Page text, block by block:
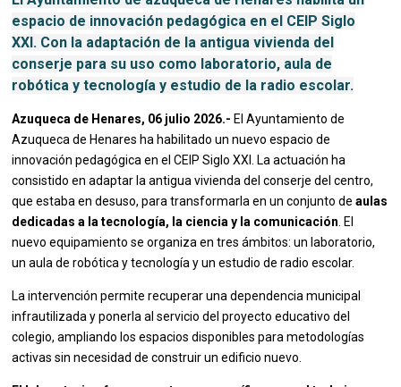
espacio de innovación pedagógica en el CEIP Siglo
XXI. Con la adaptación de la antigua vivienda del
conserje para su uso como laboratorio, aula de
robótica y tecnología y estudio de la radio escolar.
Azuqueca de Henares, 06 julio 2026.- El Ayuntamiento de
Azuqueca de Henares ha habilitado un nuevo espacio de
innovación pedagógica en el CEIP Siglo XXI. La actuación ha
consistido en adaptar la antigua vivienda del conserje del centro,
que estaba en desuso, para transformarla en un conjunto deaulas
dedicadas a la tecnología, la ciencia y la comunicación . El
nuevo equipamiento se organiza en tres ámbitos: un laboratorio,
un aula de robótica y tecnología y un estudio de radio escolar.
La intervención permite recuperar una dependencia municipal
infrautilizada y ponerla al servicio del proyecto educativo del
colegio, ampliando los espacios disponibles para metodologías
activas sin necesidad de construir un edificio nuevo.